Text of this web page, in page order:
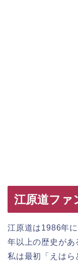
江原道ファ
江原道は1986年
年以上の歴史があ
私は最初「えはら